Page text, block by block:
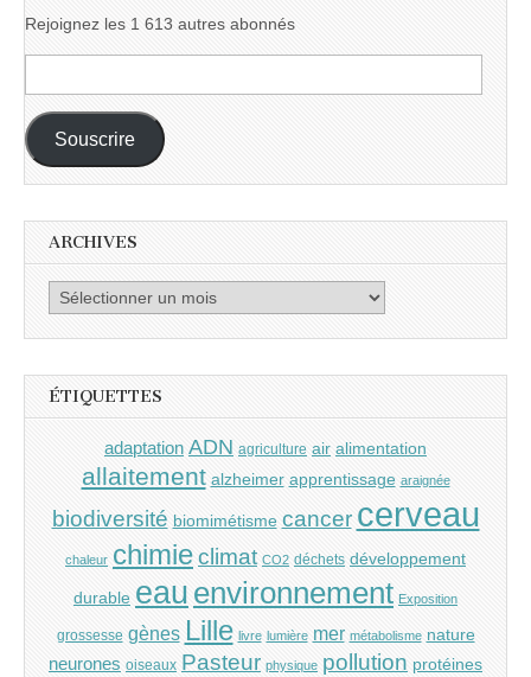
Rejoignez les 1 613 autres abonnés
e-
mail :
Souscrire
ARCHIVES
Archives
ÉTIQUETTES
adaptation ADN agriculture air alimentation
allaitement alzheimer apprentissage araignée
biodiversité biomimétisme cancer cerveau
chaleur chimieclimat CO2 déchets développement
durable eau environnement Exposition
grossesse gènes Lille livre lumière mer métabolisme nature
neurones oiseaux Pasteur physique pollution protéines